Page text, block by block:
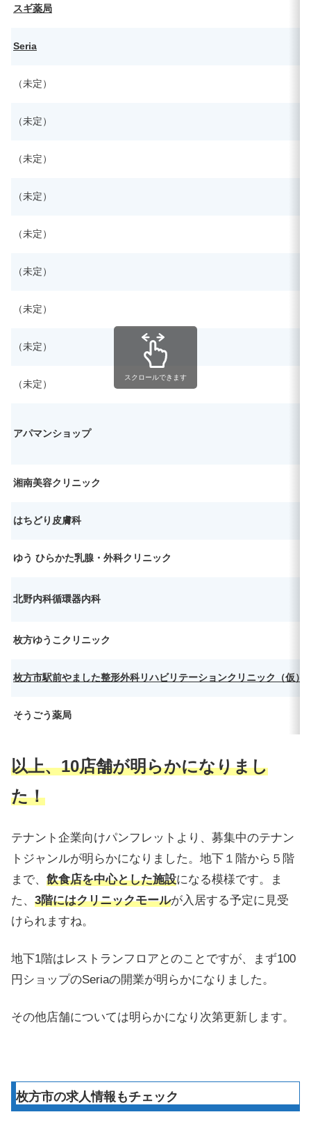
スギ薬局
Seria
（未定）
（未定）
（未定）
（未定）
（未定）
（未定）
（未定）
（未定）
（未定）
アパマンショップ
湘南美容クリニック
はちどり皮膚科
ゆう ひらかた乳腺・外科クリニック
北野内科循環器内科
枚方ゆうこク リニック
枚方市駅前やました整形外科リハビリテーションクリニック（仮）
そうごう薬局
スクロールできます
以上、10店舗が明らかになりまし
た！
テナント企業向けパンフレットより、募集中のテナン
トジャンルが明らかになりました。地下１階から５階
まで、 飲食店を中心とした施設になる模様です。ま
た、 3階にはクリニックモールが入居する予定に見受
けられますね。
地下1階はレストランフロアとのことですが、まず100
円ショップのSeriaの開業が明らかになりました。
その他店舗については明らかになり次第更新します。
枚方市の求人情報もチェック